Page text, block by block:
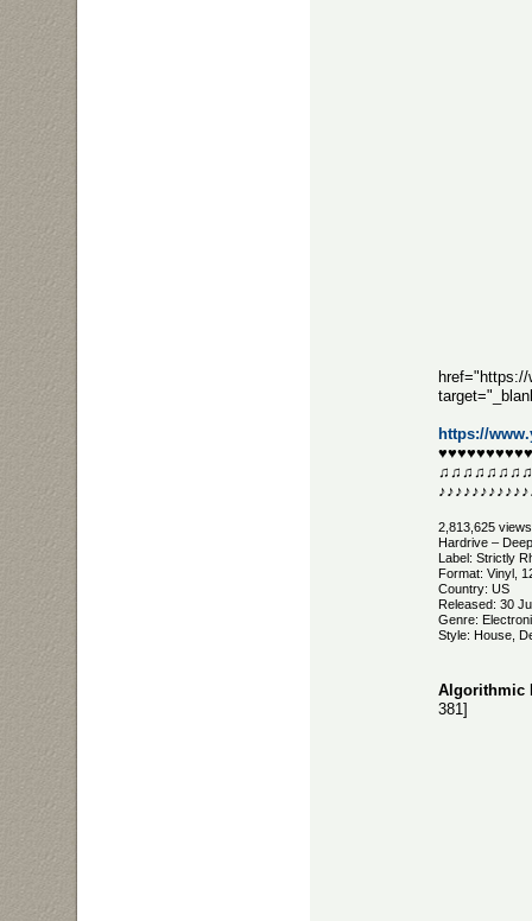
https://
2,813,625
Hardrive ‎–
Label: Strictly
Format: Vinyl,
Country: US
Released: 30
Genre:
Style: House,
Algorithmic
381]